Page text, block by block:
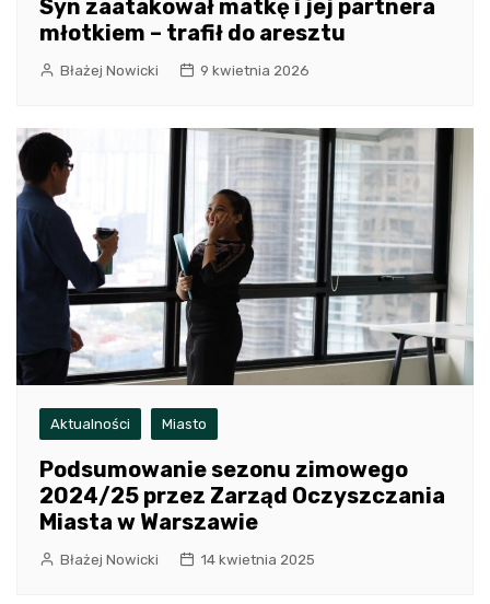
Syn zaatakował matkę i jej partnera
młotkiem – trafił do aresztu
Błażej Nowicki 9 kwietnia 2026
Aktualności Miasto
Podsumowanie sezonu zimowego
2024/25 przez Zarząd Oczyszczania
Miasta w Warszawie
Błażej Nowicki 14 kwietnia 2025